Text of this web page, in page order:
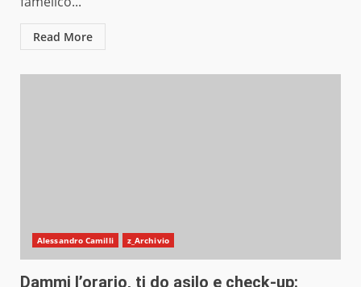
Read More
Alessandro Camilli z_Archivio
Dammi l’orario, ti do asilo e check-up: